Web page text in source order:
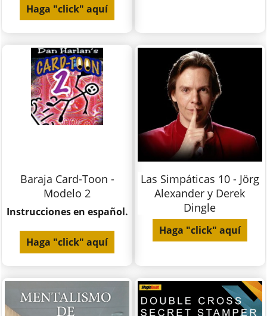
Haga "click" aquí
Baraja Card-Toon -
Modelo 2
Instrucciones en español.
Haga "click" aquí
Las Simpáticas 10 - Jörg
Alexander y Derek
Dingle
Haga "click" aquí